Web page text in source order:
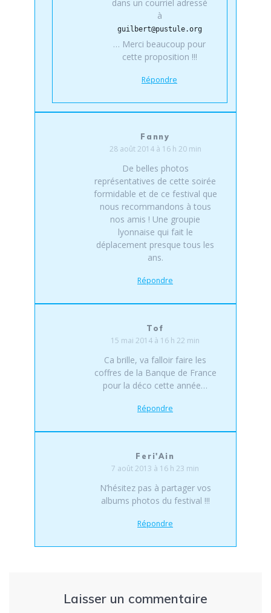
dans un courriel adressé
à
guilbert@pustule.org
… Merci beaucoup pour
cette proposition !!!
Répondre
Fanny
28 août 2014 à 16 h 20 min
De belles photos
représentatives de cette soirée
formidable et de ce festival que
nous recommandons à tous
nos amis ! Une groupie
lyonnaise qui fait le
déplacement presque tous les
ans.
Répondre
Tof
15 mai 2014 à 16 h 22 min
Ca brille, va falloir faire les
coffres de la Banque de France
pour la déco cette année…
Répondre
Feri'Ain
7 août 2013 à 16 h 23 min
N’hésitez pas à partager vos
albums photos du festival !!!
Répondre
Laisser un commentaire